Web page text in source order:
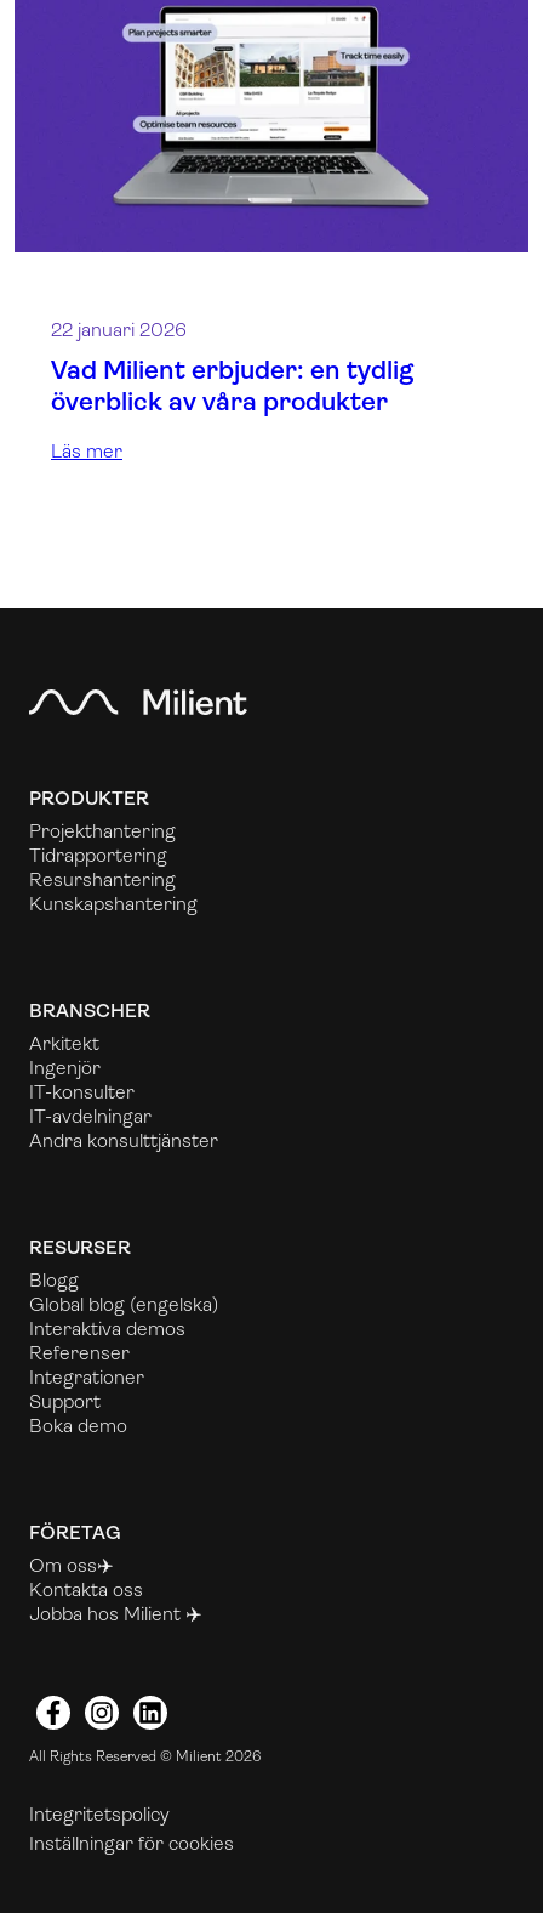
22 januari 2026
Vad Milient erbjuder: en tydlig
överblick av våra produkter
Läs mer
PRODUKTER
Projekthantering
Tidrapportering
Resurshantering
Kunskapshantering
BRANSCHER
Arkitekt
Ingenjör
IT-konsulter
IT-avdelningar
Andra konsulttjänster
RESURSER
Blogg
Global blog (engelska)
Interaktiva demos
Referenser
Integrationer
Support
Boka demo
FÖRETAG
Om oss✈️
Kontakta oss
Jobba hos Milient ✈️
FacebookInstagramLinkedIn
All Rights Reserved © Milient 2026
Integritetspolicy
Inställningar för cookies